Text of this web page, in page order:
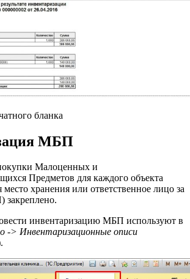
бланка
МБП
Малоценных и
Предметов для каждого объекта
хранения или ответственное лицо за
инвентаризацию МБП используют в
-> Инвентаризационные описи